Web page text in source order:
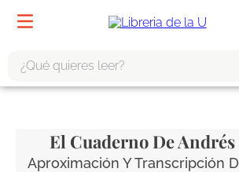
El Cuaderno De
Aproximación Y Transcripción
tote bag -